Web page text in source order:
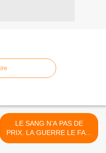
LE SANG N’A PAS DE
PRIX. LA GUERRE LE FAIT
COULER AUTANT QUE